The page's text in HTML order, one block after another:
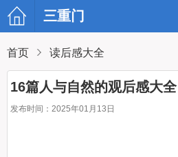
三重门
首页 读后感大全
16篇人与自然的观后感大全
发布时间：2025年01月13日